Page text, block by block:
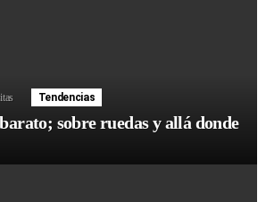
Tendencias
sobre ruedas y allá donde